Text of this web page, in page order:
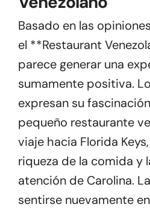
Basado en las
el **Restaurant
parece generar una
sumamente positiva.
expresan su
pequeño restaurante
viaje hacia Florida
riqueza de la comida y
atención de Carolina.
sentirse nuevamente